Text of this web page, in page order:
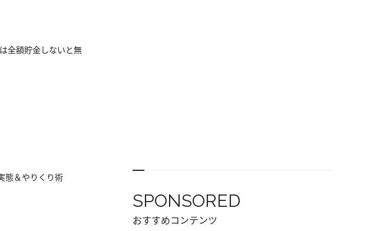
全額貯金しないと無
態＆やりくり術
SPONSORED
おすすめコンテンツ